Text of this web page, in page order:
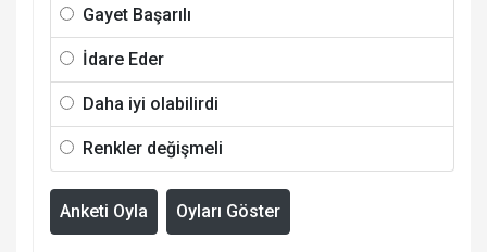
Gayet Başarılı
İdare Eder
Daha iyi olabilirdi
Renkler değişmeli
Anketi Oyla Oyları Göster